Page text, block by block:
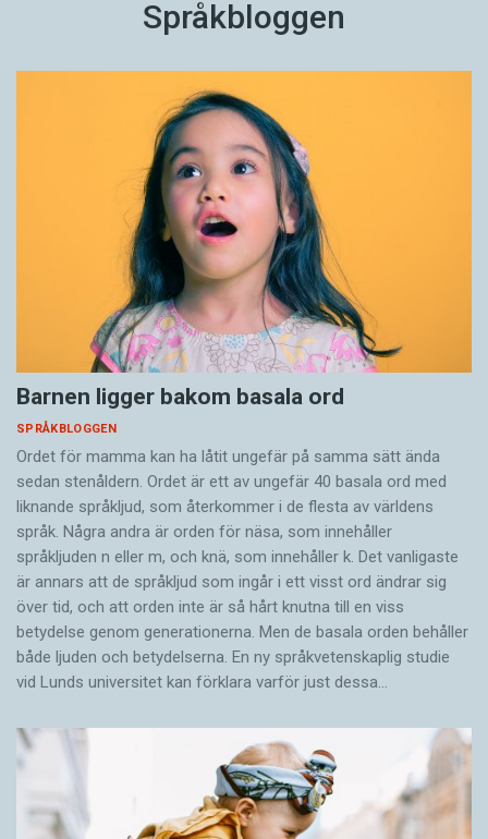
Språkbloggen
Barnen ligger bakom basala ord
SPRÅKBLOGGEN
Ordet för mamma kan ha låtit ungefär på samma sätt ända
sedan stenåldern. Ordet är ett av ungefär 40 basala ord med
liknande språkljud, som återkommer i de flesta av världens
språk. Några andra är orden för näsa, som innehåller
språkljuden n eller m, och knä, som innehåller k. Det vanligaste
är annars att de språkljud som ingår i ett visst ord ändrar sig
över tid, och att orden inte är så hårt knutna till en viss
betydelse genom generationerna. Men de basala orden behåller
både ljuden och betydelserna. En ny språkvetenskaplig studie
vid Lunds universitet kan förklara varför just dessa…